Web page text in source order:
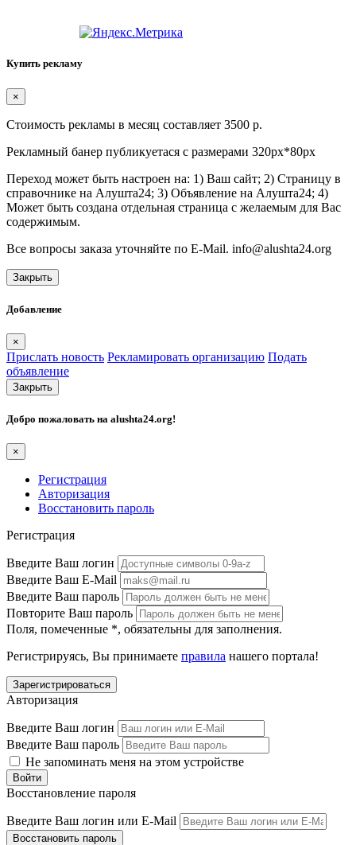
Купить рекламу
×
Стоимость рекламы в месяц составляет 3500 р.
Рекламный банер публикуетася с размерами 320px*80px
Переход может быть настроен на: 1) Ваш сайт; 2) Страницу в
справочнике на Алушта24; 3) Объявление на Алушта24; 4)
Может быть создана отдельная страница с желаемым для Вас
содержимым.
Все вопросы заказа уточняйте по E-Mail. info@alushta24.org
Закрыть
Добавление
×
Прислать новость Рекламировать организацию Подать
объявление
Закрыть
Добро пожаловать на alushta24.org!
×
Регистрация
Авторизация
Восстановить пароль
Регистрация
Введите Ваш логин
Введите Ваш E-Mail
Введите Ваш пароль
Повторите Ваш пароль
Поля, помеченные *, обязательны для заполнения.
Регистрируясь, Вы принимаете правила нашего портала!
Авторизация
Введите Ваш логин
Введите Ваш пароль
Не запоминать меня на этом устройстве
Восстановление пароля
Введите Ваш логин или E-Mail